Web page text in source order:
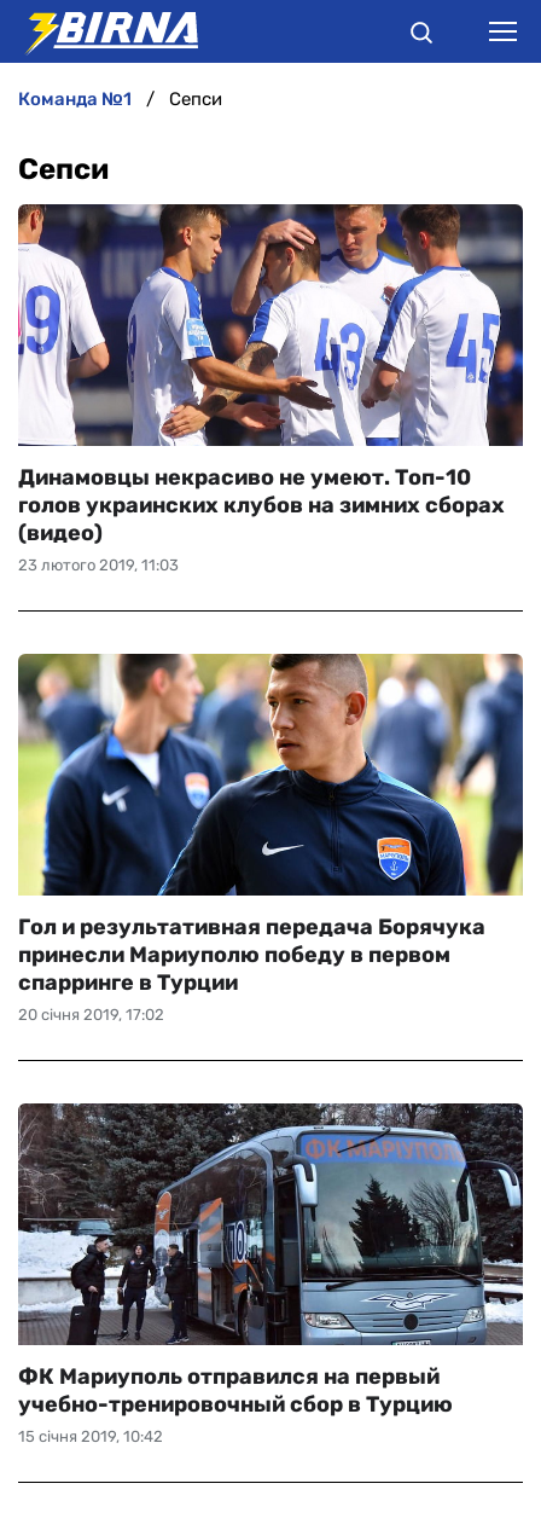
ІНТЕРВ'Ю
РІЗНЕ
БУКМЕКЕРИ
команда №1 Сепси
Сепси
23 лютого 2019, 11:03
Динамовцы некрасиво не умеют. Топ-10
голов украинских клубов на зимних сборах
(видео)
20 січня 2019, 17:02
Гол и результативная передача Борячука
принесли Мариуполю победу в первом
спарринге в Турции
15 січня 2019, 10:42
ФК Мариуполь отправился на первый
учебно-тренировочный сбор в Турцию